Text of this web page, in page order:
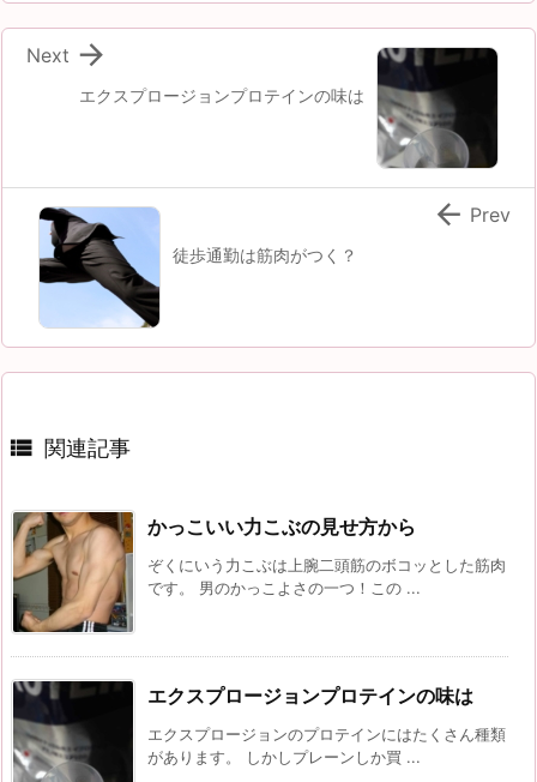
エクスプロージョンプロテインの味は

Next
徒歩通勤は筋肉がつく？
 Prev
 関連記事
かっこいい力こぶの見せ方から
ぞくにいう力こぶは上腕二頭筋のボコッとした筋肉
です。 男のかっこよさの一つ！この ...
エクスプロージョンプロテインの味は
エクスプロージョンのプロテインにはたくさん種類
があります。 しかしプレーンしか買 ...